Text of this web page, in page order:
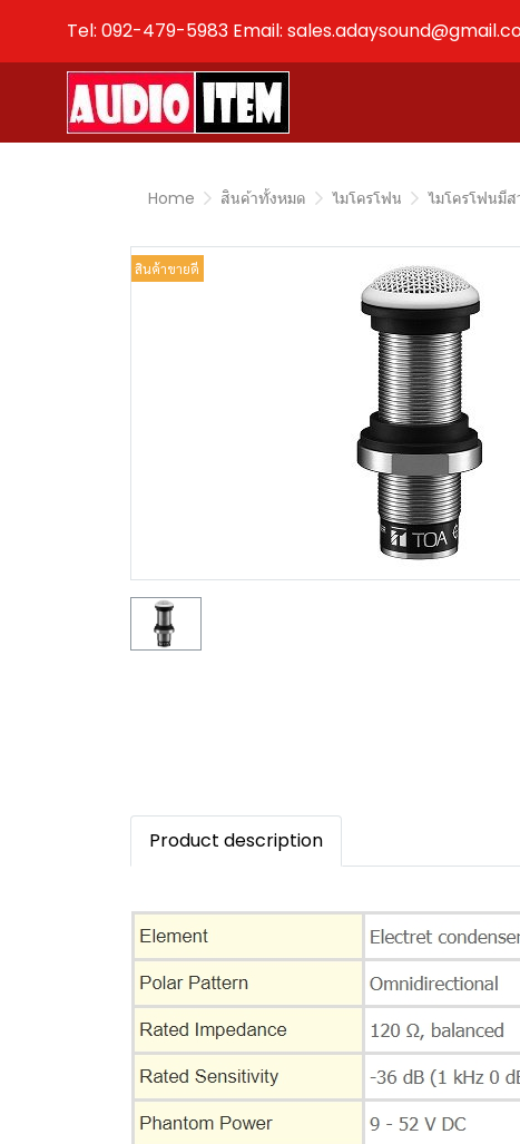
Tel: 092-479-5983 Email:
Home สินค้าทั้งหมด ไมโครโฟน ไมโครโฟนมีส
สินค้าขายดี
Product description